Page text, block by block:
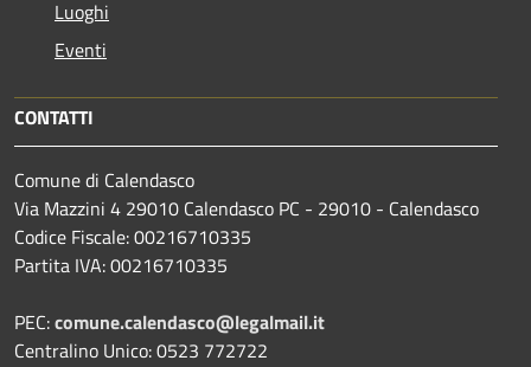
Luoghi
Eventi
CONTATTI
Comune di Calendasco
Via Mazzini 4 29010 Calendasco PC - 29010 - Calendasco
Codice Fiscale: 00216710335
Partita IVA: 00216710335
PEC:comune.calendasco@legalmail.it
Centralino Unico: 0523 772722